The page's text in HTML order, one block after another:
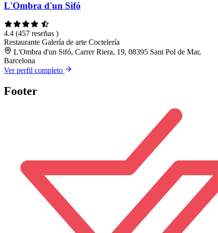
L'Ombra d'un Sifó
4.4 (457 reseñas )
Restaurante Galería de arte Coctelería
L'Ombra d'un Sifó, Carrer Riera, 19, 08395 Sant Pol de Mar,
Barcelona
Ver perfil completo
Footer